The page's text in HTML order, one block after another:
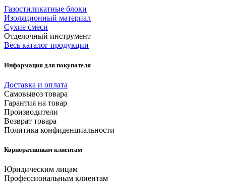
Газостиликатные блоки
Изоляционный материал
Сухие смеси
Отделочный инструмент
Весь каталог продукции
Информация для покупателя
Доставка и оплата
Самовывоз товара
Гарантия на товар
Производители
Возврат товара
Политика конфиденциальности
Корпоративным клиентам
Юридическим лицам
Профессиональным клиентам